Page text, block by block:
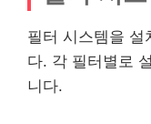
필터 시스템을 설
다. 각 필터별로
니다.